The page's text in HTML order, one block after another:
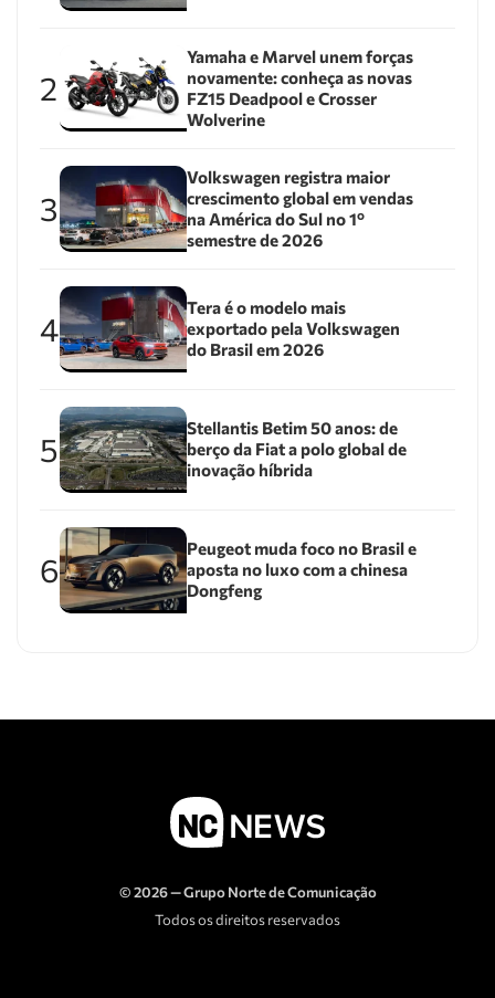
2
Yamaha e Marvel unem forças
novamente: conheça as novas
FZ15 Deadpool e Crosser
Wolverine
3
Volkswagen registra maior
crescimento global em vendas
na América do Sul no 1º
semestre de 2026
4
Tera é o modelo mais
exportado pela Volkswagen
do Brasil em 2026
5
Stellantis Betim 50 anos: de
berço da Fiat a polo global de
inovação híbrida
6
Peugeot muda foco no Brasil e
aposta no luxo com a chinesa
Dongfeng
© 2026 — Grupo Norte de Comunicação
Todos os direitos reservados